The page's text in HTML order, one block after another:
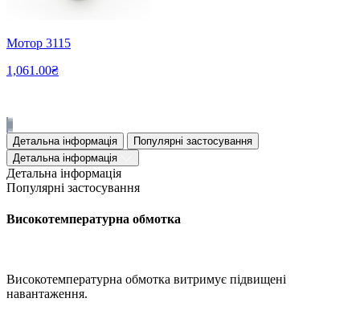
Мотор 3115
1,061.00₴
Детальна інформація
Популярні застосування
Детальна інформація
Детальна інформація
Популярні застосування
Високотемпературна обмотка
Високотемпературна обмотка витримує підвищені
навантаження.